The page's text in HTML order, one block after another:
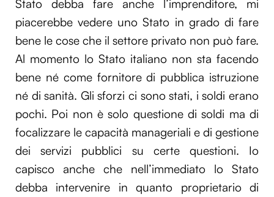
Stato debba fare anche l’imprenditore, mi
piacerebbe vedere uno Stato in grado di fare
bene le cose che il settore privato non può fare.
Al momento lo Stato italiano non sta facendo
bene né come fornitore di pubblica istruzione
né di sanità. Gli sforzi ci sono stati, i soldi erano
pochi. Poi non è solo questione di soldi ma di
focalizzare le capacità manageriali e di gestione
dei servizi pubblici su certe questioni. Io
capisco anche che nell’immediato lo Stato
debba intervenire in quanto proprietario di